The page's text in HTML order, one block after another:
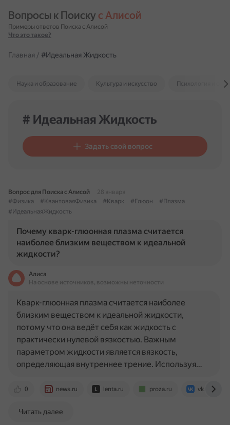
Вопросы к Поиску с Алисой
Примеры ответов Поиска с Алисой
Что это такое?
Главная / #Идеальная Жидкость
Наука и образование Культура и искусство Психология и
# Идеальная Жидкость
Задать свой вопрос
Вопрос для Поиска с Алисой
28 января
#Физика
#КвантоваяФизика #Кварк #Глюон
#Плазма
#ИдеальнаяЖидкость
Почему кварк-глюонная плазма считается
наиболее близким веществом к идеальной
жидкости?
Алиса
На основе источников, возможны неточности
0 news.ru lenta.ru proza.ru vk.com
Кварк-глюонная плазма считается наиболее
близким веществом к идеальной жидкости,
потому что она ведёт себя как жидкость с
практически нулевой вязкостью. Важным
параметром жидкости является вязкость,
определяющая внутреннее трение. Используя…
Читать далее